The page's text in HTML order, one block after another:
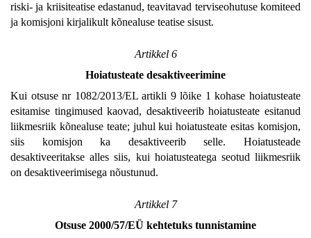
riski- ja kriisiteatise edastanud, teavitavad terviseohutuse komiteed
ja komisjoni kirjalikult kõnealuse teatise sisust.
Artikkel 6
Hoiatusteate desaktiveerimine
Kui otsuse nr 1082/2013/EL artikli 9 lõike 1 kohase hoiatusteate
esitamise tingimused kaovad, desaktiveerib hoiatusteate esitanud
liikmesriik kõnealuse teate; juhul kui hoiatusteate esitas komisjon,
siis komisjon ka desaktiveerib selle. Hoiatusteade
desaktiveeritakse alles siis, kui hoiatusteatega seotud liikmesriik
on desaktiveerimisega nõustunud.
Artikkel 7
Otsuse 2000/57/EÜ kehtetuks tunnistamine